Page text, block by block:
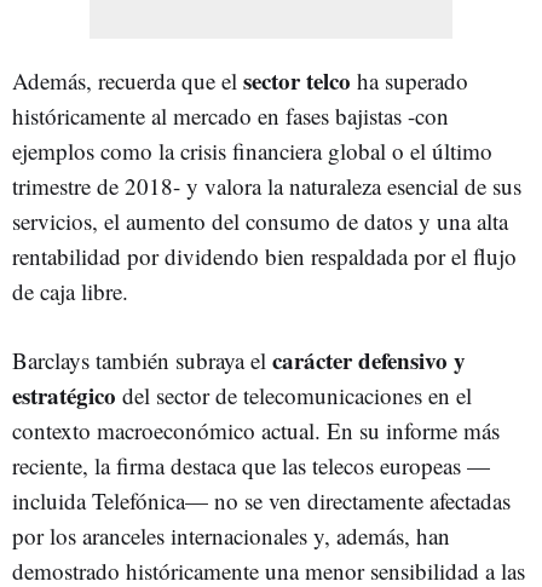
Además, recuerda que el sector telco ha superado
históricamente al mercado en fases bajistas -con
ejemplos como la crisis financiera global o el último
trimestre de 2018- y valora la naturaleza esencial de sus
servicios, el aumento del consumo de datos y una alta
rentabilidad por dividendo bien respaldada por el flujo
de caja libre.
Barclays también subraya el carácter defensivo y
estratégico del sector de telecomunicaciones en el
contexto macroeconómico actual. En su informe más
reciente, la firma destaca que las telecos europeas —
incluida Telefónica— no se ven directamente afectadas
por los aranceles internacionales y, además, han
demostrado históricamente una menor sensibilidad a las